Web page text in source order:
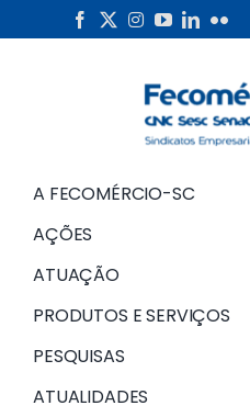
to
A FECOMÉRCIO-SC
AÇÕES
ATUAÇÃO
PRODUTOS E SERVIÇOS
PESQUISAS
ATUALIDADES